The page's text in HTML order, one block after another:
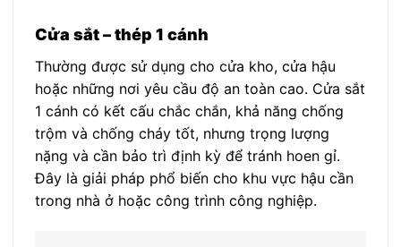
Cửa sắt – thép 1 cánh
Thường được sử dụng cho cửa kho, cửa hậu
hoặc những nơi yêu cầu độ an toàn cao. Cửa sắt
1 cánh có kết cấu chắc chắn, khả năng chống
trộm và chống cháy tốt, nhưng trọng lượng
nặng và cần bảo trì định kỳ để tránh hoen gỉ.
Đây là giải pháp phổ biến cho khu vực hậu cần
trong nhà ở hoặc công trình công nghiệp.